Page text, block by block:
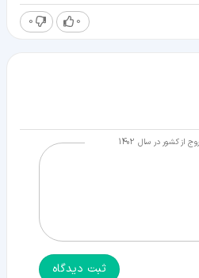
0
0
دیدگاه خود را درباره عوارض خروج از کشور در سال 1402
ثبت دیدگاه